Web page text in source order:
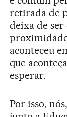
retirada de
deixa de ser
proximidade
aconteceu
que
esperar.
Por isso,